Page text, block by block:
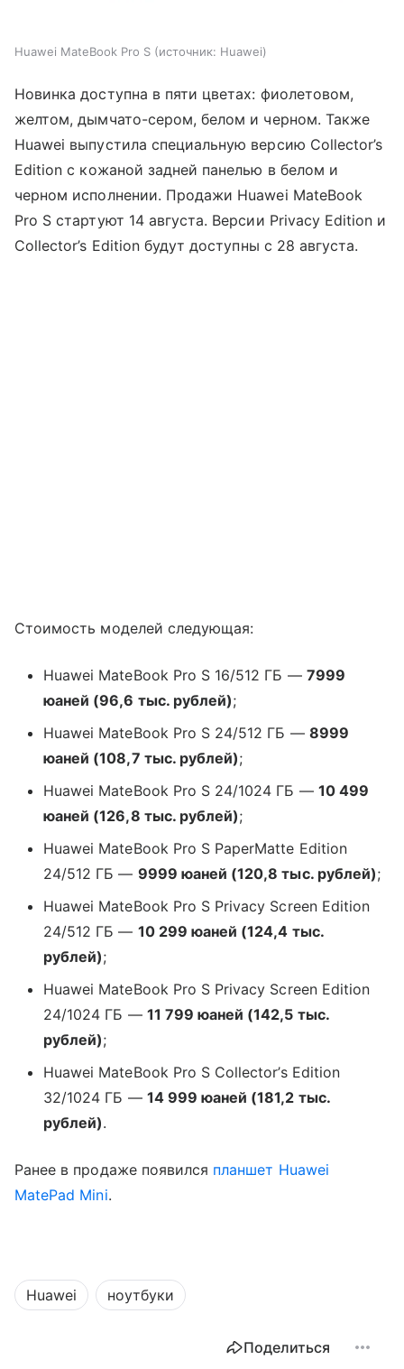
Huawei MateBook Pro S источник: Huawei
Новинка доступна в пяти цветах: фиолетовом,
желтом, дымчато-сером, белом и черном. Также
Huawei выпустила специальную версию Collector’s
Edition с кожаной задней панелью в белом и
черном исполнении. Продажи Huawei MateBook
Pro S стартуют 14 августа. Версии Privacy Edition и
Collector’s Edition будут доступны с 28 августа.
Стоимость моделей следующая:
Huawei MateBook Pro S 16/512 ГБ — 7999
юаней (96,6 тыс. рублей);
Huawei MateBook Pro S 24/512 ГБ — 8999
юаней (108,7 тыс. рублей);
Huawei MateBook Pro S 24/1024 ГБ — 10 499
юаней (126,8 тыс. рублей);
Huawei MateBook Pro S PaperMatte Edition
24/512 ГБ — 9999 юаней (120,8 тыс. рублей);
Huawei MateBook Pro S Privacy Screen Edition
24/512 ГБ — 10 299 юаней (124,4 тыс.
рублей);
Huawei MateBook Pro S Privacy Screen Edition
24/1024 ГБ — 11 799 юаней (142,5 тыс.
рублей);
Huawei MateBook Pro S Collector’s Edition
32/1024 ГБ — 14 999 юаней (181,2 тыс.
рублей).
Ранее в продаже появился планшет Huawei
MatePad Mini.
Huawei ноутбуки
Поделиться